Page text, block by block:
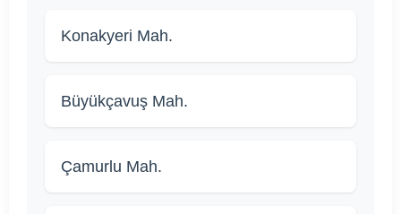
Konakyeri Mah.
Büyükçavuş Mah.
Çamurlu Mah.